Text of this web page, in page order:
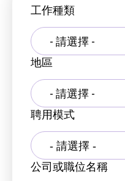
工作種類
- 請選擇 -
地區
- 請選擇 -
聘用模式
公司或職位名稱